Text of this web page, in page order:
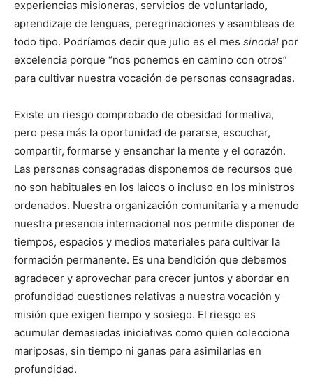
experiencias misioneras, servicios de voluntariado,
aprendizaje de lenguas, peregrinaciones y asambleas de
todo tipo. Podríamos decir que julio es el mes sinodal por
excelencia porque “nos ponemos en camino con otros”
para cultivar nuestra vocación de personas consagradas.
Existe un riesgo comprobado de obesidad formativa,
pero pesa más la oportunidad de pararse, escuchar,
compartir, formarse y ensanchar la mente y el corazón.
Las personas consagradas disponemos de recursos que
no son habituales en los laicos o incluso en los ministros
ordenados. Nuestra organización comunitaria y a menudo
nuestra presencia internacional nos permite disponer de
tiempos, espacios y medios materiales para cultivar la
formación permanente. Es una bendición que debemos
agradecer y aprovechar para crecer juntos y abordar en
profundidad cuestiones relativas a nuestra vocación y
misión que exigen tiempo y sosiego. El riesgo es
acumular demasiadas iniciativas como quien colecciona
mariposas, sin tiempo ni ganas para asimilarlas en
profundidad.